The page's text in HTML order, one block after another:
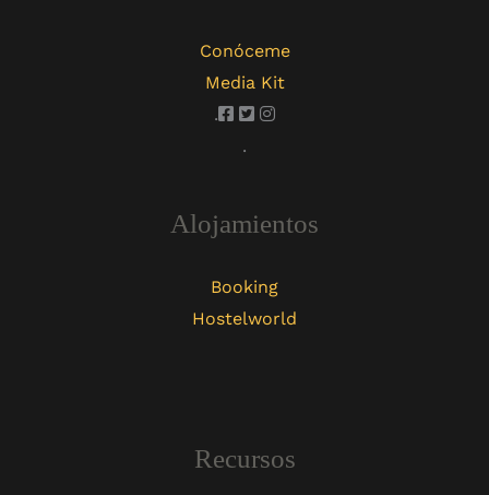
Conóceme
Media Kit
.
.
Alojamientos
Booking
Hostelworld
Recursos